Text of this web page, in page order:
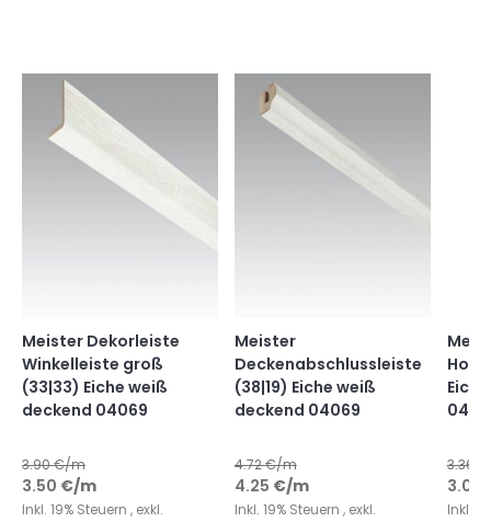
Meister Dekorleiste
Winkelleiste groß
(33|33) Eiche weiß
deckend 04069
3.90€/m
3.50 €/m
Inkl. 19% Steuern , exkl.
Meister
Deckenabschlussleiste
(38|19) Eiche weiß
deckend 04069
4.72€/m
4.25 €/m
Inkl. 19% Steuern , exkl.
3.36
3.03
Inkl.